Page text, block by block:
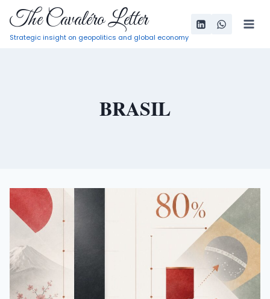
Pular
paraThe Cavaléro Letter
Strategic insight on geopolitics and global economy
BRASIL